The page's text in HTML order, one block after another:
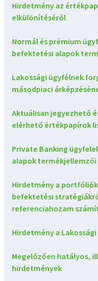
Hirdetmény az
elkülönítéséről
Normál és prémium
befektetési alapok
Lakossági ügyfélnek
másodpiaci
Aktuálisan jegyezhető
elérhető értékpapírok
Private Banking
alapok termékjellemzői
Hirdetmény a
befektetési
referenciahozam
Hirdetmény a
Megelőzően hatályos,
hirdetmények